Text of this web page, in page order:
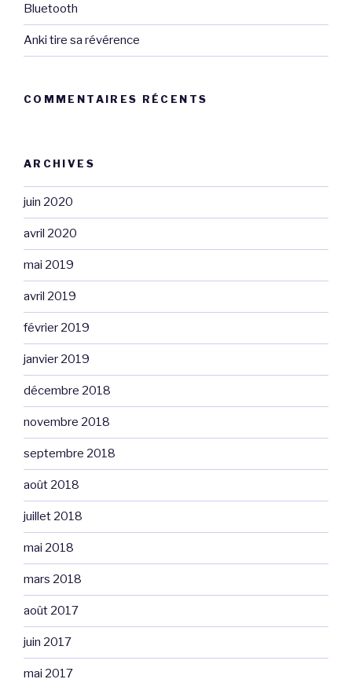
Bluetooth
Anki tire sa révérence
COMMENTAIRES RÉCENTS
ARCHIVES
juin 2020
avril 2020
mai 2019
avril 2019
février 2019
janvier 2019
décembre 2018
novembre 2018
septembre 2018
août 2018
juillet 2018
mai 2018
mars 2018
août 2017
juin 2017
mai 2017